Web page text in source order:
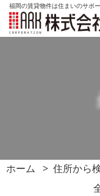
福岡の賃貸物件は住まいのサポ
ホーム 住所から